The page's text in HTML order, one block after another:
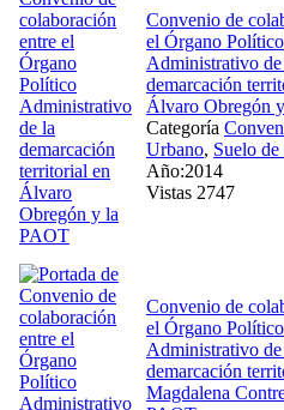
Convenio de
el Órgano Político
Administrativo de
demarcación
Álvaro Obregón
Categoría
Urbano, Suelo
Año:2014
Vistas 2747
Convenio de
el Órgano Político
Administrativo de
demarcación
Magdalena